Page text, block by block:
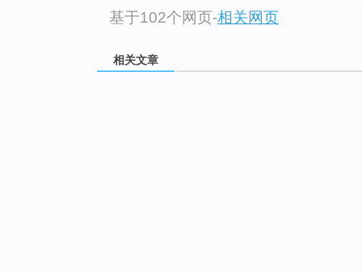
基于102个网页-相关网页
相关文章